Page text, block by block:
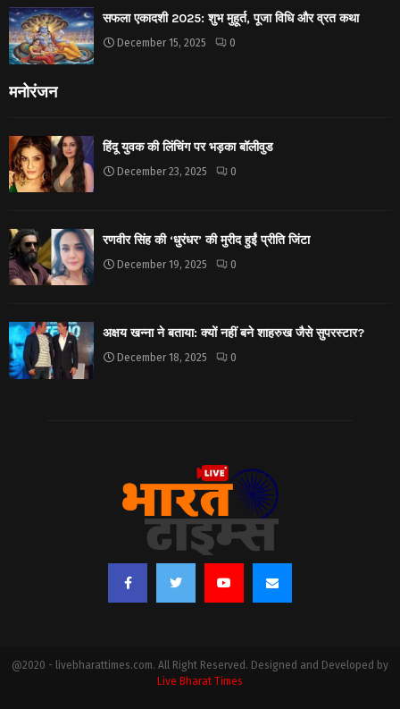
सफला एकादशी 2025: शुभ मुहूर्त, पूजा विधि और व्रत कथा
December 15, 2025 0
मनोरंजन
हिंदू युवक की लिंचिंग पर भड़का बॉलीवुड
December 23, 2025 0
रणवीर सिंह की ‘धुरंधर’ की मुरीद हुईं प्रीति जिंटा
December 19, 2025 0
अक्षय खन्ना ने बताया: क्यों नहीं बने शाहरुख जैसे सुपरस्टार?
December 18, 2025 0
@2020 - livebharattimes.com. All Right Reserved. Designed and Developed by
Live Bharat Times